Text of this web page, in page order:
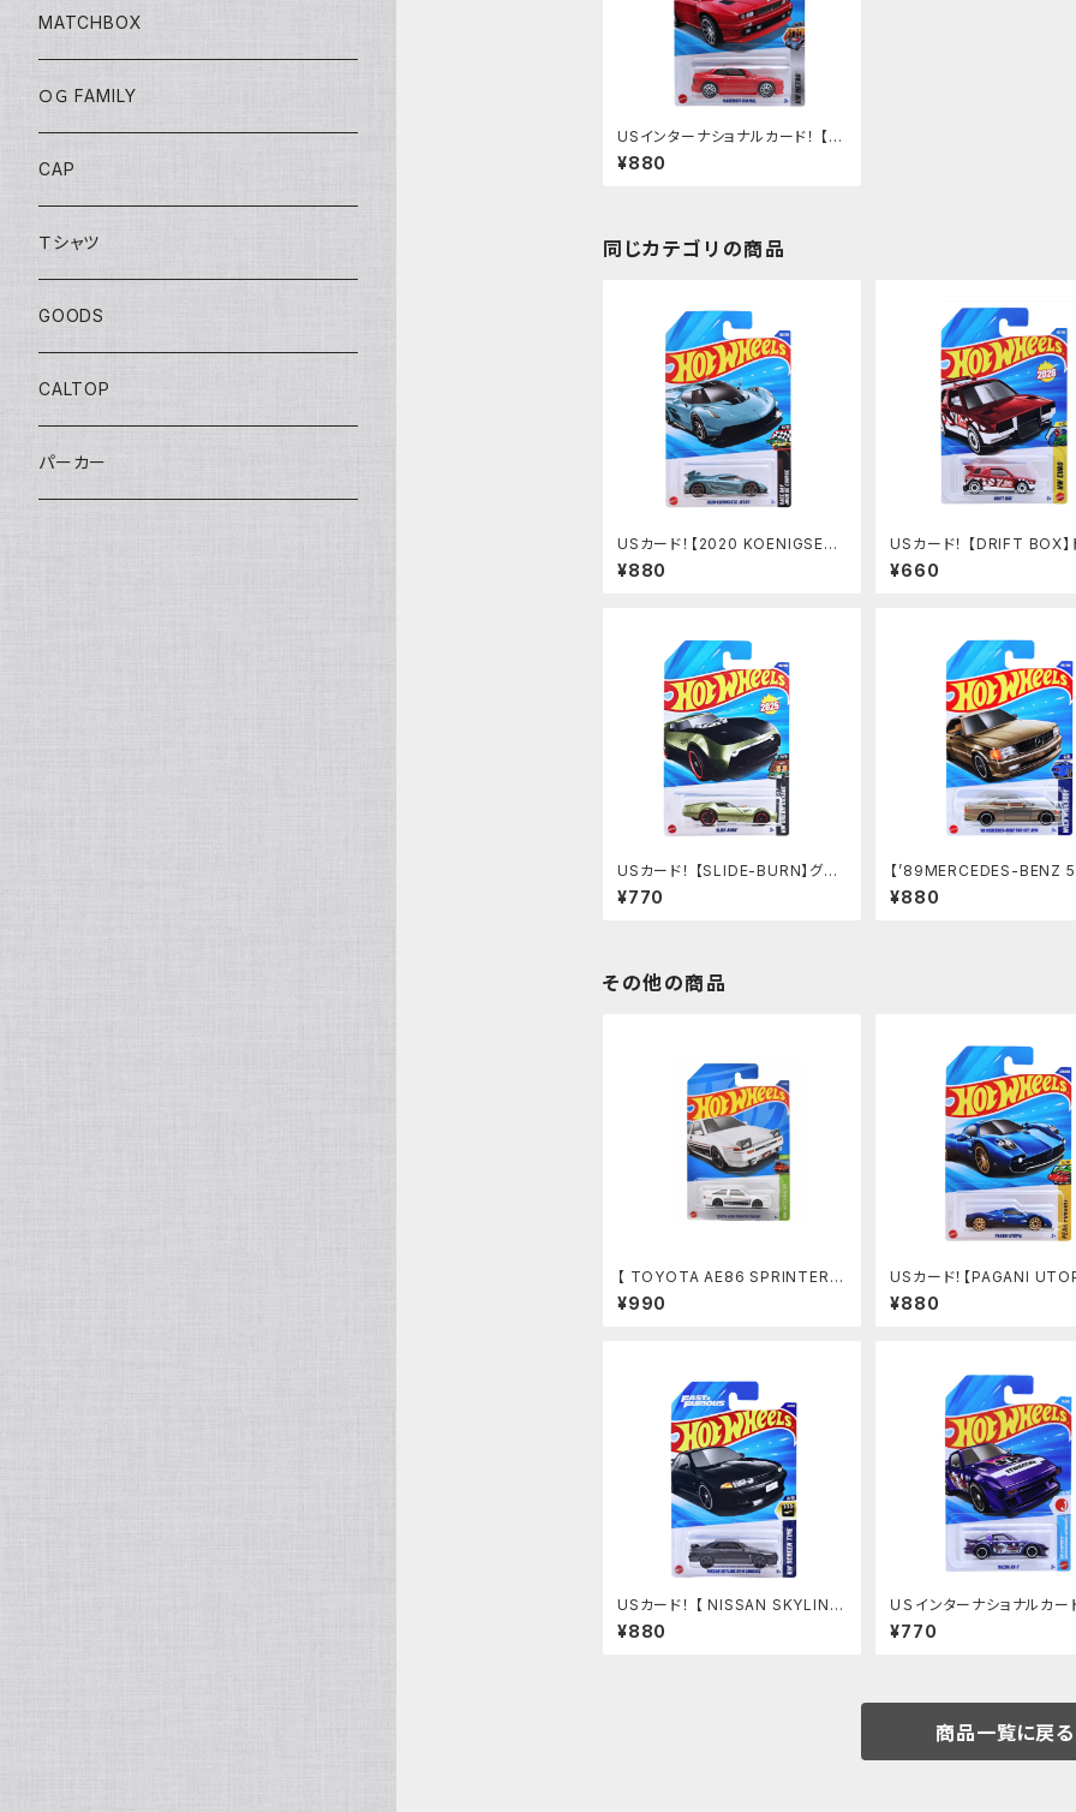
USインターナショナルカード！ 【M
ASERATI SHAMAL】レッド マセ
ラティ
¥880
同じカテゴリの商品
USカード！【2020 KOENIGSEG
G JESKO】MET.BULE
¥880
USカード！ 【DRIFT BOX】
トボックス
¥660
USカード！ 【SLIDE-BURN】グリ
ーン
¥770
【’89MERCEDES-BENZ
EC AMG】シルバーゴールド
¥880
その他の商品
【 TOYOTA AE86 SPRINTER T
RUENO】
¥990
USカード！【PAGANI
ルー
¥880
USカード！ 【 NISSAN SKYLINE
GT-R(BNR32)】fast&furious
ワイスピ
¥880
ＵＳインターナショナルカー
MAZDA RX-7】
¥770
商品一覧に戻る
FAST&FURIOUS
CAR CULTURE
POP CULTURE
BOULEVARD SERIES
ANNIVERSARY SERIES
THEME AUTOMOTIVE
MONSTER TRUCKS
MATCHBOX
ＯＧ FAMILY
CAP
Ｔシャツ
GOODS
CALTOP
パーカー